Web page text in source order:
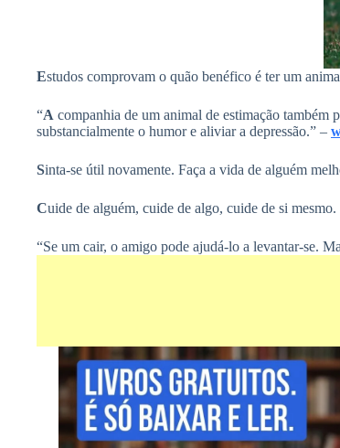
Estudos comprovam o quão benéfico é ter um
“A companhia de um animal de estimação também
substancialmente o humor e aliviar a depressão.” –
Sinta-se útil novamente. Faça a vida de alguém
Cuide de alguém, cuide de algo, cuide de si mesmo.
“Se um cair, o amigo pode ajudá-lo a levantar-se.